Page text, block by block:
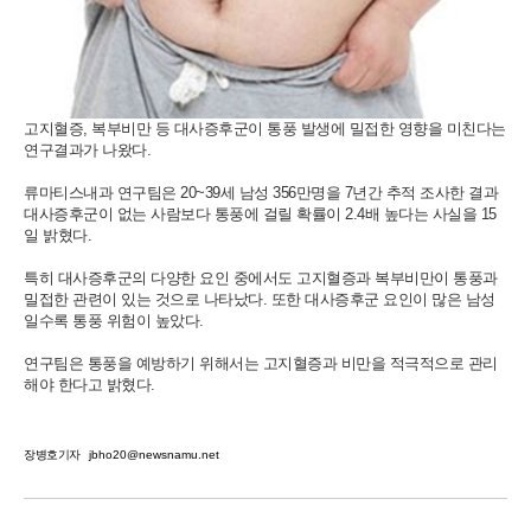
고지혈증, 복부비만 등 대사증후군이 통풍 발생에 밀접한 영향을 미친다는
연구결과가 나왔다.
류마티스내과 연구팀은 20~39세 남성 356만명을 7년간 추적 조사한 결과
대사증후군이 없는 사람보다 통풍에 걸릴 확률이 2.4배 높다는 사실을 15
일 밝혔다.
특히 대사증후군의 다양한 요인 중에서도 고지혈증과 복부비만이 통풍과
밀접한 관련이 있는 것으로 나타났다. 또한 대사증후군 요인이 많은 남성
일수록 통풍 위험이 높았다.
연구팀은 통풍을 예방하기 위해서는 고지혈증과 비만을 적극적으로 관리
해야 한다고 밝혔다.
장병호기자 jbho20@newsnamu.net